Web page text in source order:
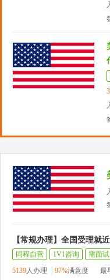
【常规办理】全国受理就
同程自营
1V1咨询
需面试
5139人办理 97%满意度 最